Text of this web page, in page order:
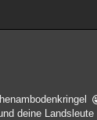
deine